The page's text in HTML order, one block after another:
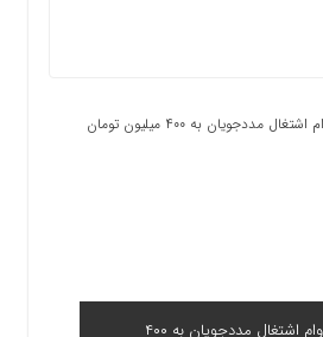
ضرورت افزایش سقف وام اشتغال مددجویان به ۴۰۰